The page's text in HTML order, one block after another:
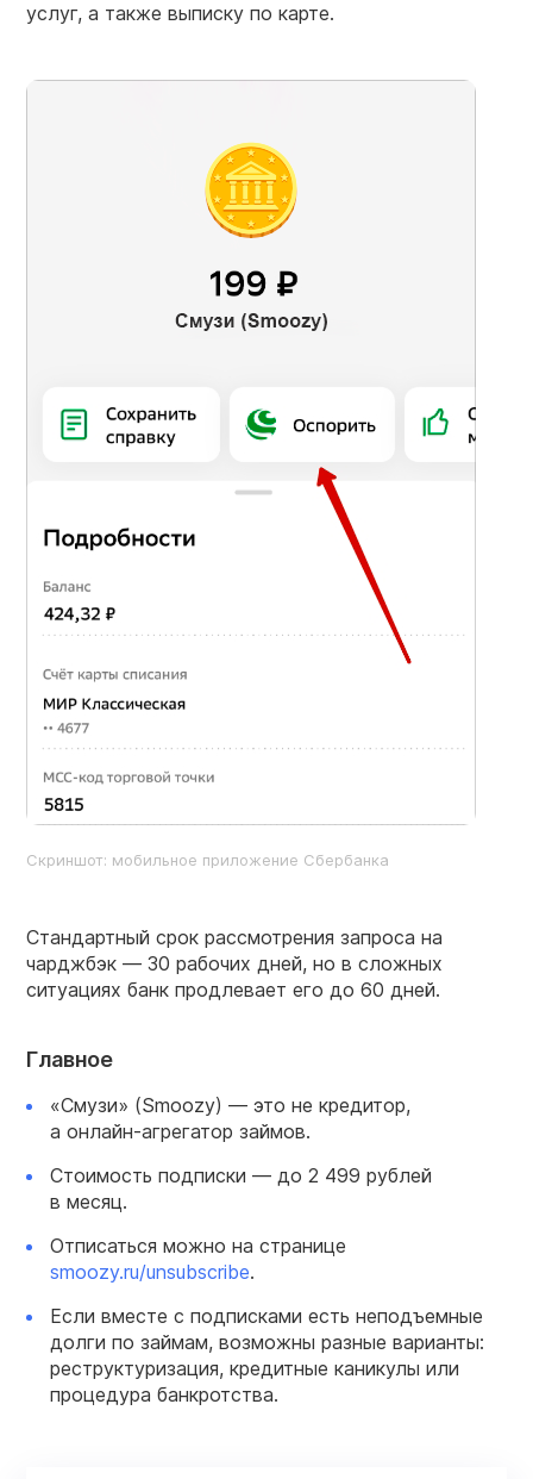
услуг, а также выписку по карте.
Скриншот: мобильное приложение Сбербанка
Стандартный срок рассмотрения запроса на
чарджбэк — 30 рабочих дней, но в сложных
ситуациях банк продлевает его до 60 дней.
Главное
«Смузи» (Smoozy) — это не кредитор,
а онлайн-агрегатор займов.
Стоимость подписки — до 2 499 рублей
в месяц.
Отписаться можно на странице
smoozy.ru/unsubscribe.
Если вместе с подписками есть неподъемные
долги по займам, возможны разные варианты:
реструктуризация, кредитные каникулы или
процедура банкротства.